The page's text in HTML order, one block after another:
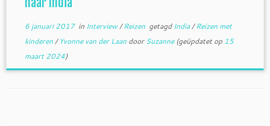
6 januari 2017in Interview/Reizen getagd India/Reizen met
kinderen/ Yvonne van der Laan doorSuzanne(geüpdatet op 15
maart 2024)